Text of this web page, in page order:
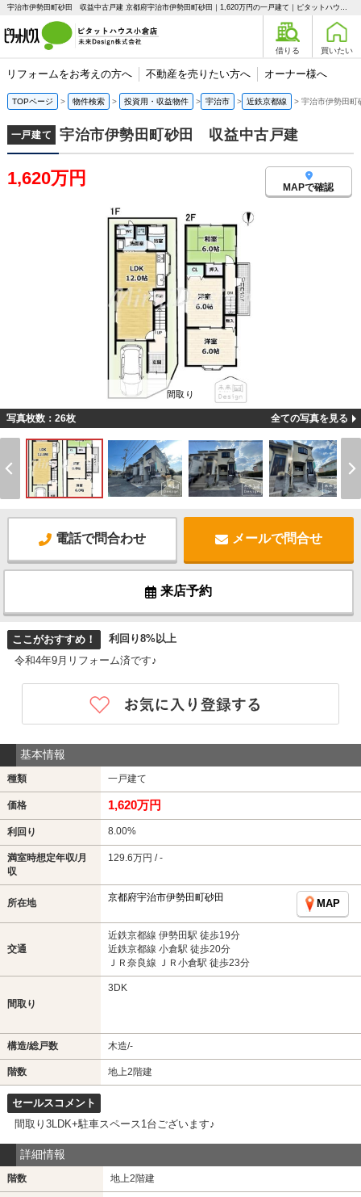
宇治市伊勢田町砂田 収益中古戸建 京都府宇治市伊勢田町砂田｜1,620万円の一戸建て｜ピタットハウス小倉店 未来Design株式会社
借りる 買いたい
リフォームをお考えの方へ 不動産を売りたい方へ オーナー様へ
TOPページ 物件検索 投資用・収益物件 宇治市 近鉄京都線 宇治市伊勢田
一戸建て 宇治市伊勢田町砂田 収益中古戸建
1,620万円 MAPで確認
間取り
写真枚数：26枚 全ての写真を見る
電話で問合わせ メールで問合せ
来店予約
ここがおすすめ！
利回り8%以上
令和4年9月リフォーム済です♪
基本情報
種類 一戸建て
価格 1,620万円
利回り 8.00%
満室時想定年収/月
収
129.6万円 / -
所在地 京都府宇治市伊勢田町砂田
MAP
交通
近鉄京都線 伊勢田駅 徒歩19分
近鉄京都線 小倉駅 徒歩20分
ＪＲ奈良線 ＪＲ小倉駅 徒歩23分
間取り
3DK
構造/総戸数 木造/-
階数 地上2階建
セールスコメント
間取り3LDK+駐車スペース1台ございます♪
詳細情報
階数 地上2階建